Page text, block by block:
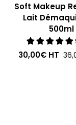
Soft Makeup
Lait
500ml
30,00€ HT